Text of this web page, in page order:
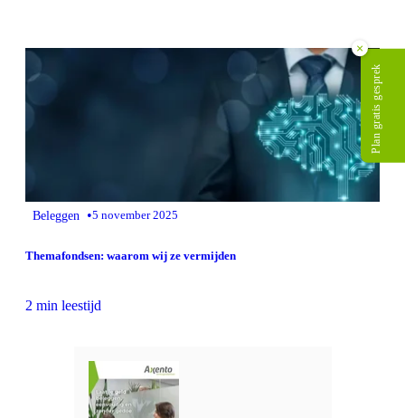
Beleggen •5 november 2025
Themafondsen: waarom wij ze vermijden
2 min leestijd
×
Plan gratis gesprek